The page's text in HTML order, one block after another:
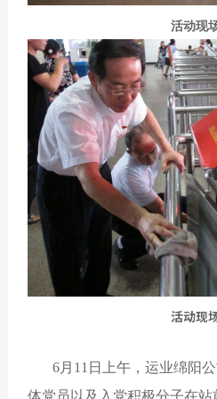
活动现
活动现
6月11日上午，运业绵阳